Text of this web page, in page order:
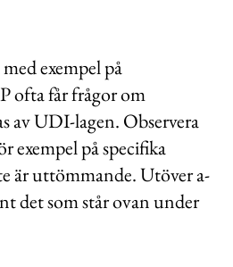
exempel på
ofta får frågor om
av UDI-lagen. Observera
exempel på specifika
är uttömmande. Utöver a-
det som står ovan under